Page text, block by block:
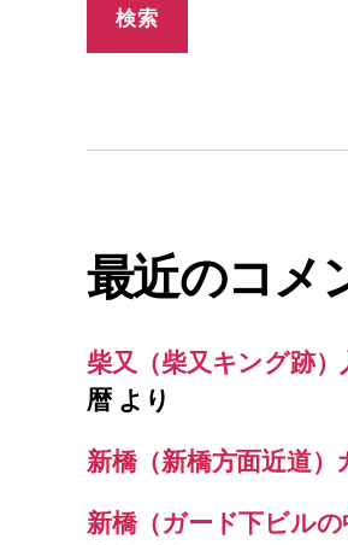
最近のコメ
柴又（柴又キング跡）
暦より
新橋（新橋方面近道）
新橋（ガード下ビルの